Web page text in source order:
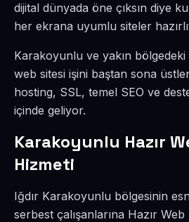
dijital dünyada öne çıksın diye
her ekrana uyumlu siteler
Karakoyunlu ve yakın
web sitesi işini baştan sona
hosting, SSL, temel SEO ve
içinde geliyor.
Karakoyunlu Hazır
Hizmeti
Iğdır Karakoyunlu bölgesinin
serbest çalışanlarına Hazır